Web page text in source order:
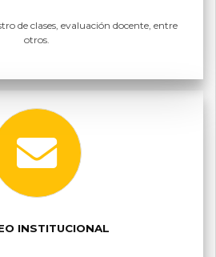
de clases, evaluación docente, entre
otros.
INSTITUCIONAL